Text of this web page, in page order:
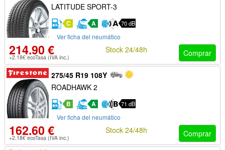
LATITUDE SPORT-3
C A 70 dB
Ver ficha del neumático
214.90 €
+2.18€ ecoTasa (IVA inc.) Comprar
Stock 24/48h
275/45 R19 108Y
ROADHAWK 2
B A 71 dB
Ver ficha del neumático
162.60 €
+2.18€ ecoTasa (IVA inc.) Comprar
Stock 24/48h